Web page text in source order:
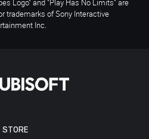
STORE
Logo" and "Play Has No Limits" are
trademarks of Sony Interactive
Inc.